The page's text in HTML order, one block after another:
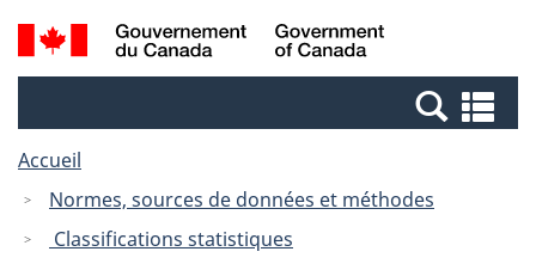
Passer
au
Passer
à
Canada
Recherche
et
et
Accueil
Normes, sources de données et méthodes
Classifications statistiques